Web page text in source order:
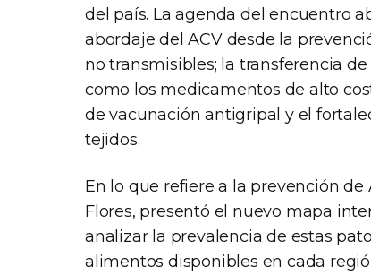
del país. La agenda del encuentro
abordaje del ACV desde la
no transmisibles; la transferencia
como los medicamentos de alto
de vacunación antigripal y el
tejidos.
En lo que refiere a la prevención de
Flores, presentó el nuevo mapa
analizar la prevalencia de estas
alimentos disponibles en cada